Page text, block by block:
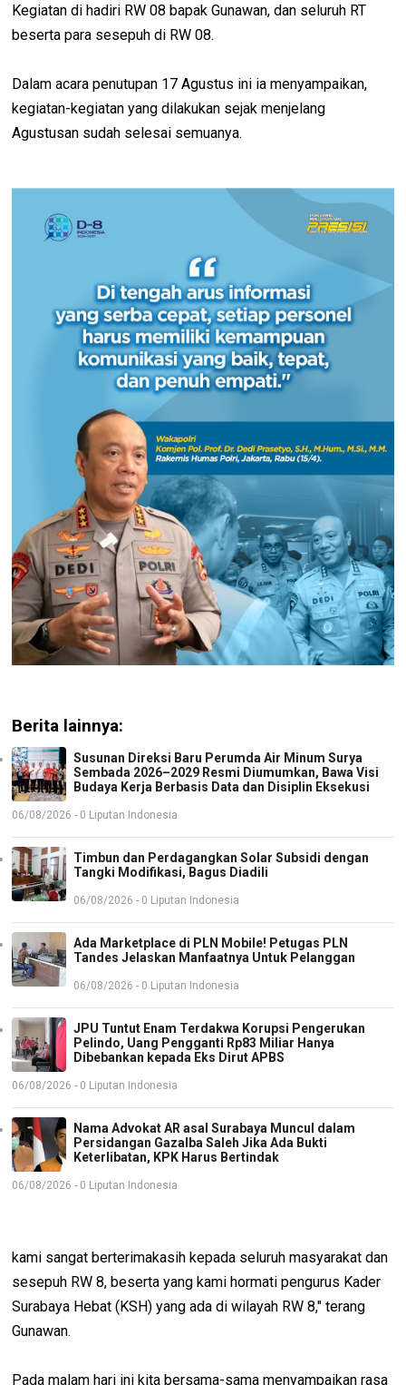
Kegiatan di hadiri RW 08 bapak Gunawan, dan seluruh RT
beserta para sesepuh di RW 08.
Dalam acara penutupan 17 Agustus ini ia menyampaikan,
kegiatan-kegiatan yang dilakukan sejak menjelang
Agustusan sudah selesai semuanya.
Berita lainnya:
Susunan Direksi Baru Perumda Air Minum Surya
Sembada 2026–2029 Resmi Diumumkan, Bawa Visi
Budaya Kerja Berbasis Data dan Disiplin Eksekusi
06/08/2026 - 0 Liputan Indonesia
Timbun dan Perdagangkan Solar Subsidi dengan
Tangki Modifikasi, Bagus Diadili
06/08/2026 - 0 Liputan Indonesia
Ada Marketplace di PLN Mobile! Petugas PLN
Tandes Jelaskan Manfaatnya Untuk Pelanggan
06/08/2026 - 0 Liputan Indonesia
JPU Tuntut Enam Terdakwa Korupsi Pengerukan
Pelindo, Uang Pengganti Rp83 Miliar Hanya
Dibebankan kepada Eks Dirut APBS
06/08/2026 - 0 Liputan Indonesia
Nama Advokat AR asal Surabaya Muncul dalam
Persidangan Gazalba Saleh Jika Ada Bukti
Keterlibatan, KPK Harus Bertindak
06/08/2026 - 0 Liputan Indonesia
kami sangat berterimakasih kepada seluruh masyarakat dan
sesepuh RW 8, beserta yang kami hormati pengurus Kader
Surabaya Hebat (KSH) yang ada di wilayah RW 8," terang
Gunawan.
Pada malam hari ini kita bersama-sama menyampaikan rasa